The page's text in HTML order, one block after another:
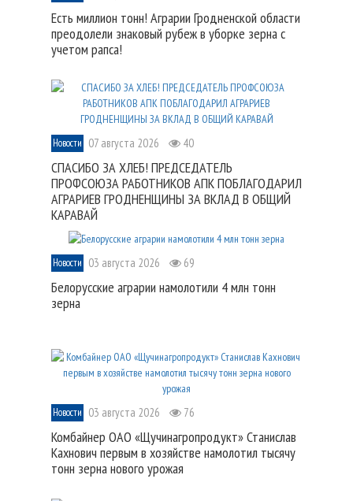
Есть миллион тонн! Аграрии Гродненской области
преодолели знаковый рубеж в уборке зерна с
учетом рапса!
Новости 07 августа 2026 40
СПАСИБО ЗА ХЛЕБ! ПРЕДСЕДАТЕЛЬ
ПРОФСОЮЗА РАБОТНИКОВ АПК ПОБЛАГОДАРИЛ
АГРАРИЕВ ГРОДНЕНЩИНЫ ЗА ВКЛАД В ОБЩИЙ
КАРАВАЙ
Новости 03 августа 2026 69
Белорусские аграрии намолотили 4 млн тонн
зерна
Новости 03 августа 2026 76
Комбайнер ОАО «Щучинагропродукт» Станислав
Кахнович первым в хозяйстве намолотил тысячу
тонн зерна нового урожая